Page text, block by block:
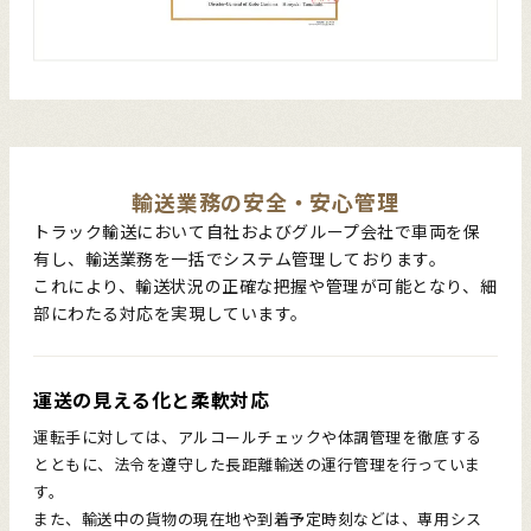
輸送業務の安全 ・ 安心管理
トラック輸送において自社およびグループ会社で車両を保
有し、輸送業務を一括でシステム管理しております。
これにより、輸送状況の正確な把握や管理が可能となり、細
部にわたる対応を実現しています。
運送の見える化と柔軟対応
運転手に対しては、アルコールチェックや体調管理を徹底する
とともに、法令を遵守した長距離輸送の運行管理を行っていま
す。
また、輸送中の貨物の現在地や到着予定時刻などは、専用シス